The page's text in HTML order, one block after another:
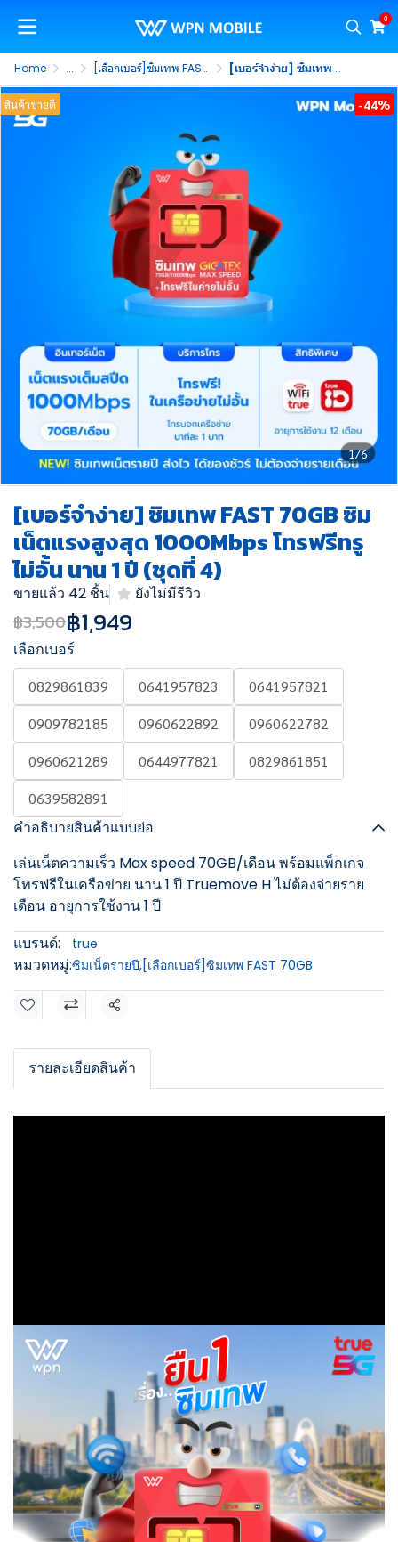
0
Home ... [เลือกเบอร์]ซิมเทพ FAST 70GB [เบอร์จำง่าย] ซิมเทพ FAST 70GB ซิมเน็ตแรงสูงสุด 1000Mbps โทรฟรีทรูไม่อั้น นาน 1 ปี (ชุดที่ 4)
1/6
สินค้าขายดี -44%
[เบอร์จำง่าย] ซิมเทพ FAST 70GB ซิม
เน็ตแรงสูงสุด 1000Mbps โทรฟรีทรู
ไม่อั้น นาน 1 ปี (ชุดที่ 4)
ขายแล้ว 42 ชิ้น ยังไม่มีรีวิว
฿3,500฿1,949
เลือกเบอร์
0829861839 0641957823
0641957821
0909782185
0960622892
0960622782
0960621289
0644977821
0829861851
0639582891
คำอธิบายสินค้าแบบย่อ
เล่นเน็ตความเร็ว Max speed 70GB/เดือน พร้อมแพ็กเกจ
โทรฟรีในเครือข่าย นาน 1 ปี Truemove H ไม่ต้องจ่ายราย
เดือน อายุการใช้งาน 1 ปี
แบรนด์:
true
หมวดหมู่:ซิมเน็ตรายปี,[เลือกเบอร์]ซิมเทพ FAST 70GB
แชร์
รายละเอียดสินค้า